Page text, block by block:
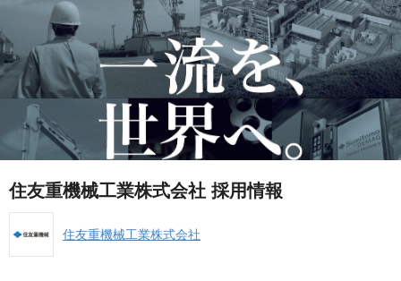
住友重機械工業株式会社 採用情報
住友重機械工業株式会社